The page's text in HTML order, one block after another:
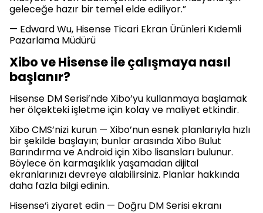
geleceğe hazır bir temel elde ediliyor.”
— Edward Wu, Hisense Ticari Ekran Ürünleri Kıdemli
Pazarlama Müdürü
Xibo ve Hisense ile çalışmaya nasıl
başlanır?
Hisense DM Serisi’nde Xibo’yu kullanmaya başlamak
her ölçekteki işletme için kolay ve maliyet etkindir.
Xibo CMS’nizi kurun — Xibo’nun esnek planlarıyla hızlı
bir şekilde başlayın; bunlar arasında Xibo Bulut
Barındırma ve Android için Xibo lisansları bulunur.
Böylece ön karmaşıklık yaşamadan dijital
ekranlarınızı devreye alabilirsiniz. Planlar hakkında
daha fazla bilgi edinin.
Hisense’i ziyaret edin — Doğru DM Serisi ekranı